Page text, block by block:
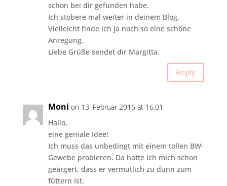
schon bei dir gefunden habe.
Ich stöbere mal weiter in deinem Blog.
Vielleicht finde ich ja noch so eine schöne
Anregung.
Liebe Grüße sendet dir Margitta.
Reply
Moni on 13. Februar 2016 at 16:01
Hallo,
eine geniale Idee!
Ich muss das unbedingt mit einem tollen BW-
Gewebe probieren. Da hatte ich mich schon
geärgert, dass er vermutlich zu dünn zum
füttern ist.